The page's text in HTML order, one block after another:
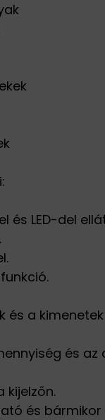
és LED-del
és a
és az
kijelzőn.
és